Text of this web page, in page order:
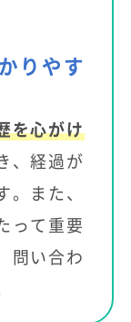
りやす
を心がけ
、経過が
また、
って重要
問い合わ